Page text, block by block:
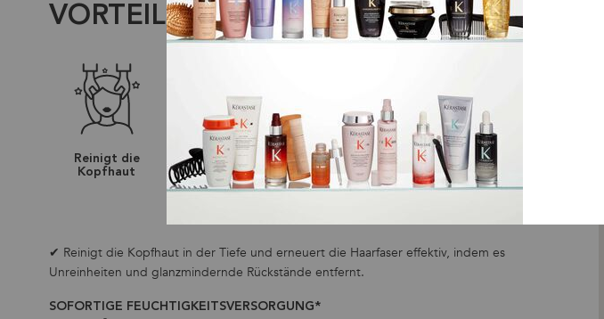
VORTEILE
Reinigt die
Kopfhaut
Pflege von
blondem
Haar
Schenkt dem
Haar
Leuchtkraft
✔ Reinigt die Kopfhaut in der Tiefe und erneuert die Haarfaser effektiv, indem es
Unreinheiten und glanzmindernde Rückstände entfernt.
SOFORTIGE FEUCHTIGKEITSVERSORGUNG*